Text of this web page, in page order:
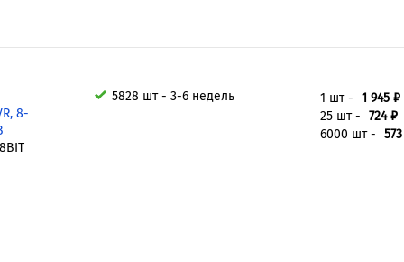
8-
5828 шт - 3-6 недель 1 шт - 1 945 ₽
25 шт - 724 ₽
6000 шт -